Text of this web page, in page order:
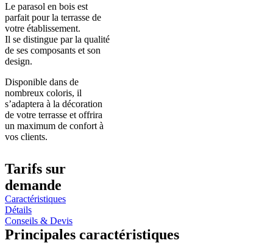
Le parasol en bois est
parfait pour la terrasse de
votre établissement.
Il se distingue par la qualité
de ses composants et son
design.
Disponible dans de
nombreux coloris, il
s’adaptera à la décoration
de votre terrasse et offrira
un maximum de confort à
vos clients.
Tarifs sur
demande
Caractéristiques
Détails
Conseils & Devis
Principales caractéristiques